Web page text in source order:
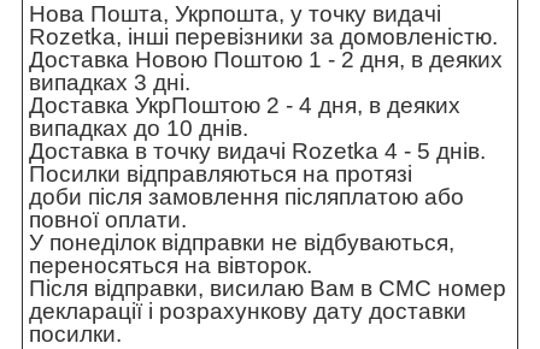
Нова Пошта, Укрпошта, у точку видачі
Rozetka, інші перевізники за домовленістю.
Доставка Новою Поштою 1 - 2 дня, в деяких
випадках 3 дні.
Доставка УкрПоштою 2 - 4 дня, в деяких
випадках до 10 днів.
Доставка в точку видачі Rozetka 4 - 5 днів.
Посилки відправляються на протязі
доби після замовлення післяплатою або
повної оплати.
У понеділок відправки не відбуваються,
переносяться на вівторок.
Після відправки, висилаю Вам в СМС номер
декларації і розрахункову дату доставки
посилки.